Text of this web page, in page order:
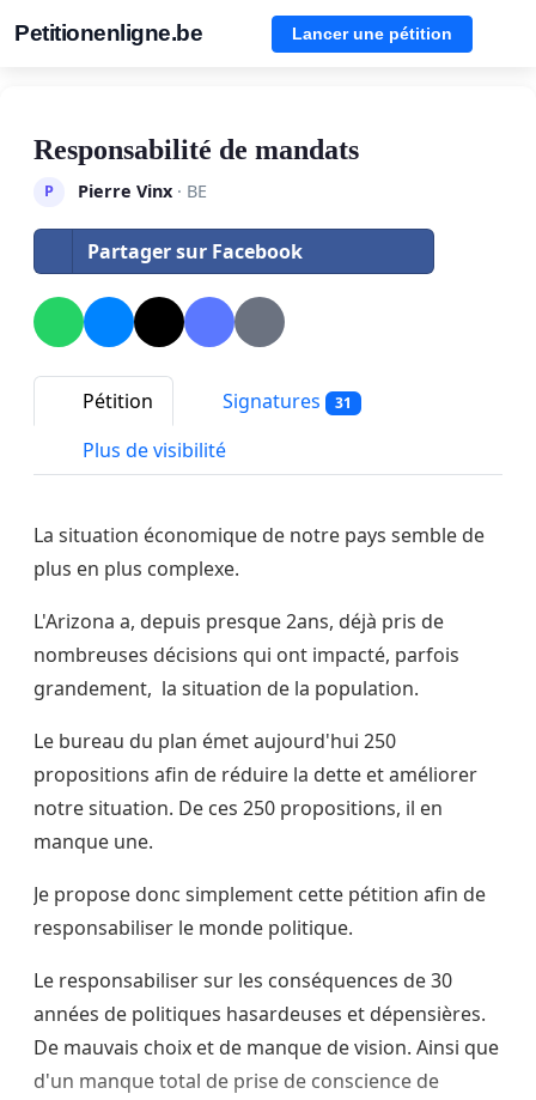
Petitionenligne.be Lancer une pétition
Responsabilité de mandats
P Pierre Vinx· BE
Partager sur Facebook
Pétition Signatures 31
Plus de visibilité
La situation économique de notre pays semble de
plus en plus complexe.
L'Arizona a, depuis presque 2ans, déjà pris de
nombreuses décisions qui ont impacté, parfois
grandement, la situation de la population.
Le bureau du plan émet aujourd'hui 250
propositions afin de réduire la dette et améliorer
notre situation. De ces 250 propositions, il en
manque une.
Je propose donc simplement cette pétition afin de
responsabiliser le monde politique.
Le responsabiliser sur les conséquences de 30
années de politiques hasardeuses et dépensières.
De mauvais choix et de manque de vision. Ainsi que
d'un manque total de prise de conscience de